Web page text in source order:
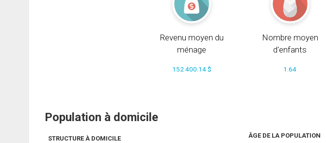
Revenu moyen du
ménage
152 400.14 $
Nombre moyen
d'enfants
1.64
Population à domicile
STRUCTURE À DOMICILE ÂGE DE LA POPULATION